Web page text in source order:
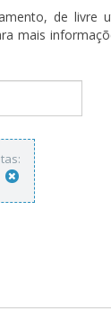
de livre
mais